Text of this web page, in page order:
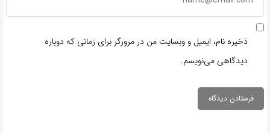
ذخیره نام، ایمیل و وبسایت من در مرورگر برای زمانی که دوباره
دیدگاهی می‌نویسم.